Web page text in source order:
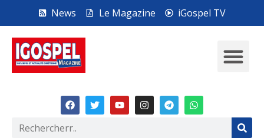
News Le Magazine iGospel TV